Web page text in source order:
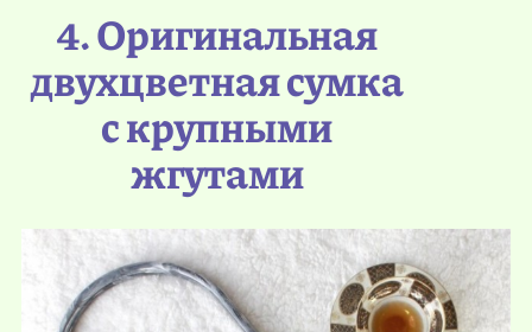
4. Оригинальная
двухцветная сумка
с крупными
жгутами